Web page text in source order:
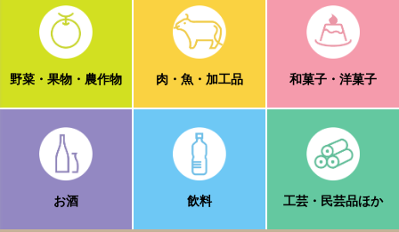
野菜・果物・農作物 肉・魚・加工品 和菓子・洋菓子
お酒 飲料 工芸・民芸品ほか